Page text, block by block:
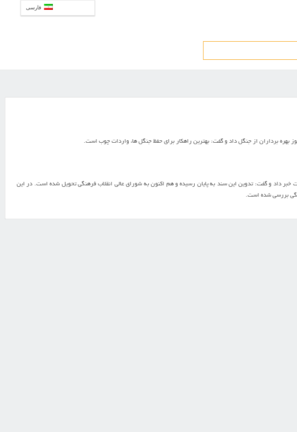
فارسی
برداران از جنگل داد و گفت: بهترين راهکار براي حفظ جنگل ها، واردات چوب است.
خبر داد و گفت: تدوين اين سند به پايان رسيده و هم اکنون به شوراي عالي انقلاب فرهنگي تحويل شده است. در اين
بررسي شده است.